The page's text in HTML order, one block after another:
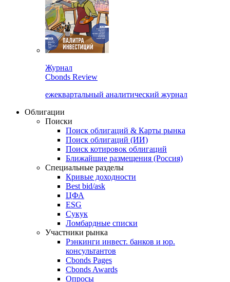
Cbonds Review
ежеквартальный аналитический журнал
Облигации
Поиски
Поиск облигаций & Карты рынка
Поиск облигаций (ИИ)
Поиск котировок облигаций
Ближайшие размещения (Россия)
Специальные разделы
Кривые доходности
Best bid/ask
ЦФА
ESG
Сукук
Ломбардные списки
Участники рынка
Рэнкинги инвест. банков и юр.